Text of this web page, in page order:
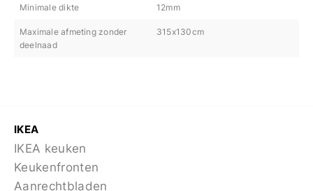
Minimale dikte 12mm
Maximale afmeting zonder
deelnaad
315x130cm
IKEA
IKEA keuken
Keukenfronten
Aanrechtbladen